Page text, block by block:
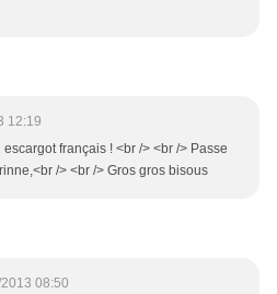
12:19
français ! <br /> <br /> Passe
/> <br /> Gros gros bisous
08:50